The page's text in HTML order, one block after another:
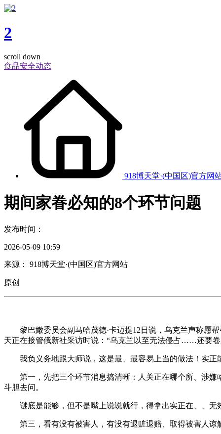
2
scroll down
食品安全动态
918博天堂·(中国区)官方网
期间家眷必知的8个环节问题
发布时间：
2026-05-09 10:59
来源： 918博天堂·(中国区)官方网站
原创
黎巴嫩委员会副马哈茂德·卡迈提12日说，乌克兰声称愿帮
天正在接管俄新社采访时说：“乌克兰以至无法侵占……还要
我负义务地跟大师说，这是最、最容易上当的做法！实正
第一，先把三个环节消息搞清晰：人关正在哪个所、涉嫌
斗胆去问。
谜底是能够，但不是嘴上说说就行，得拿出实正在、、无
第三，看有没有被害人，有没有退赃退赔、取得被害人谅